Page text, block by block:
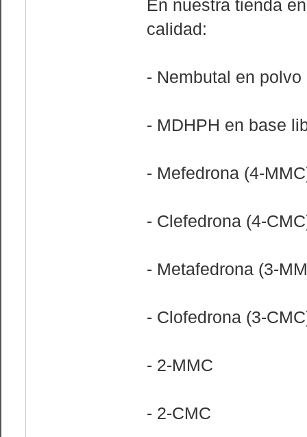
En nuestra tienda
calidad:
- Nembutal en polvo
- MDHPH en base
- Mefedrona (4-
- Clefedrona (4-
- Metafedrona (3-
- Clofedrona (3-
- 2-MMC
- 2-CMC